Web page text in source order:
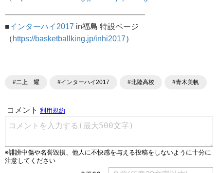
——————————————————
■インターハイ2017 in福島 特設ページ
（ https://basketballking.jp/inhi2017）
#二上 耀 #インターハイ2017 #北陸高校 #青木美帆